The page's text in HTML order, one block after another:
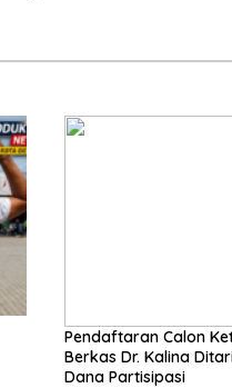
Pendaftaran Calon
Berkas Dr. Kalina
Dana Partisipasi